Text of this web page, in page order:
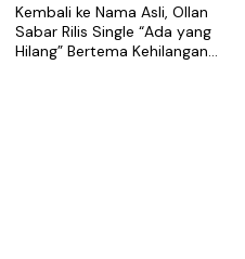
Kembali ke Nama Asli, Ollan
Sabar Rilis Single “Ada yang
Hilang” Bertema Kehilangan